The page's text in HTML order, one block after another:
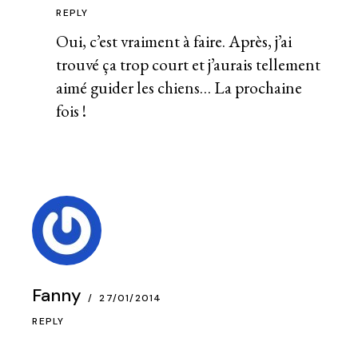
Oui, c’est vraiment à faire. Après, j’ai
trouvé ça trop court et j’aurais tellement
aimé guider les chiens… La prochaine
fois !
REPLY
Fanny 27/01/2014
REPLY